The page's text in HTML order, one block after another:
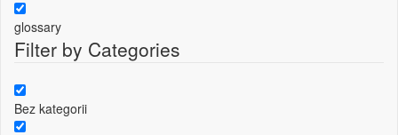
glossary
Filter by Categories
Bez kategorii